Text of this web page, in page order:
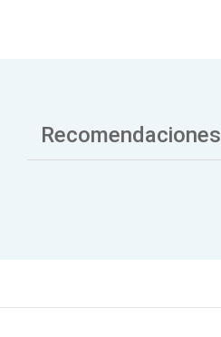
Recomendaciones